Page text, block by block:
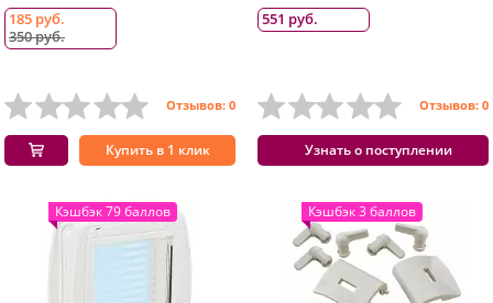
185 руб.
350 руб.
Отзывов: 0
Купить в 1 клик
551 руб.
Отзывов: 0
Узнать о поступлении
Кэшбэк 79 баллов Кэшбэк 3 баллов